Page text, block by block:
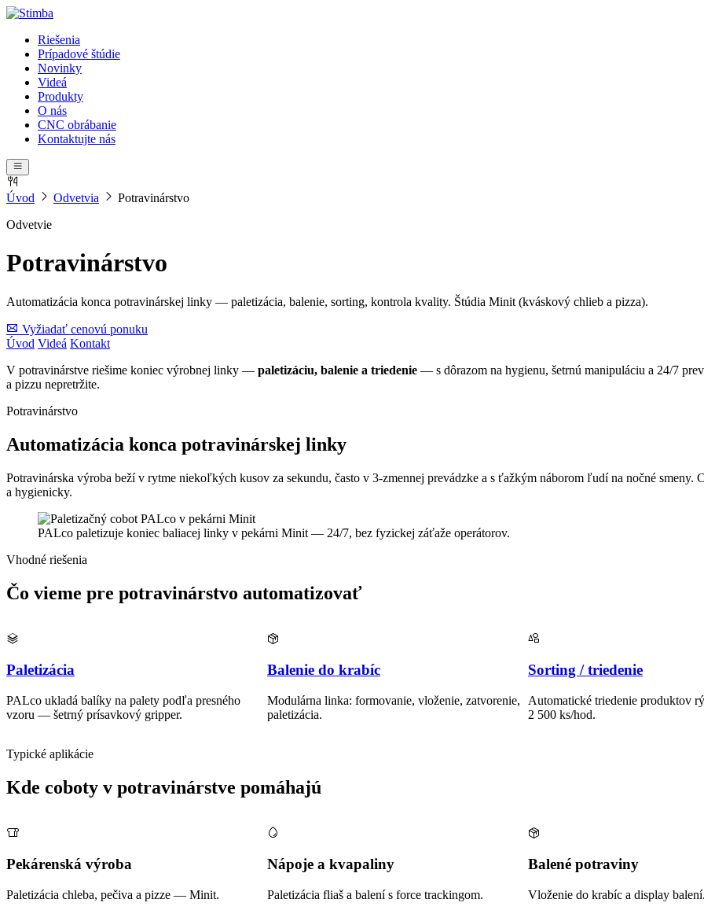
Riešenia
Prípadové štúdie
Novinky
Videá
Produkty
O nás
CNC obrábanie
Kontaktujte nás
Úvod Odvetvia
Potravinárstvo
Odvetvie
Potravinárstvo
Automatizácia konca potravinárskej linky — paletizácia, balenie, sorting, kontrola kvality. Štúdia Minit (kváskový chlieb a pizza).
Vyžiadať cenovú ponuku
Úvod Videá Kontakt
V potravinárstve riešime koniec výrobnej linky — paletizáciu, balenie a triedenie — s dôrazom na hygienu, šetrnú manipuláciu a 24/7
a pizzu nepretržite.
Potravinárstvo
Automatizácia konca potravinárskej linky
Potravinárska výroba beží v rytme niekoľkých kusov za sekundu, často v 3-zmennej prevádzke a s ťažkým náborom ľudí na nočné
a hygienicky.
PALco paletizuje koniec baliacej linky v pekárni Minit — 24/7, bez fyzickej záťaže operátorov.
Vhodné riešenia
Čo vieme pre potravinárstvo automatizovať
Paletizácia
PALco ukladá balíky na palety podľa presného
vzoru — šetrný prísavkový gripper.
Balenie do krabíc
Modulárna linka: formovanie, vloženie, zatvorenie,
paletizácia.
Sorting / triedenie
Automatické triedenie produktov
2 500 ks/hod.
Typické aplikácie
Kde coboty v potravinárstve pomáhajú
Pekárenská výroba
Paletizácia chleba, pečiva a pizze — Minit.
Nápoje a kvapaliny
Paletizácia fliaš a balení s force trackingom.
Balené potraviny
Vloženie do krabíc a display